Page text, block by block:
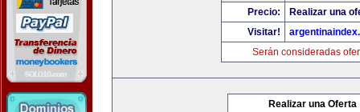
Precio:
Realizar una
Visitar!
Serán consideradas
Realizar una Oferta